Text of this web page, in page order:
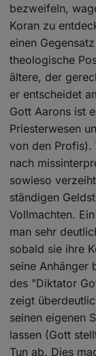
bezweifeln,
Koran zu
einen
theologische
ältere, der
er entscheidet
Gott Aarons ist
Priesterwesen
von den Profis).
nach
sowieso
ständigen
Vollmachten.
man sehr
sobald sie ihre
seine Anhänger
des "Diktator
zeigt
seinen eigenen
lassen (Gott
Tun ab. Dies